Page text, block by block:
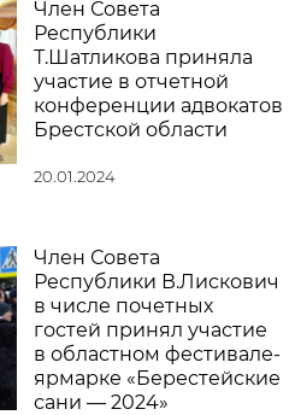
Член Совета
Республики
Т.Шатликова приняла
участие в отчетной
конференции адвокатов
Брестской области
20.01.2024
Член Совета
Республики В.Лискович
в числе почетных
гостей принял участие
в областном фестивале-
ярмарке «Берестейские
сани — 2024»